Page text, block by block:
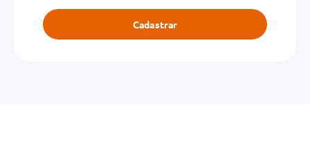
Cadastrar